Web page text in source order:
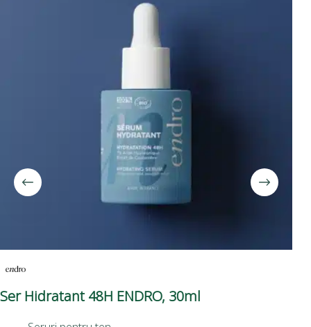
Ser Hidratant 48H ENDRO, 30ml